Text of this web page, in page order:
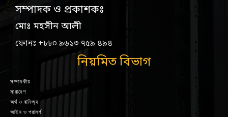
সম্পাদক ও প্রকাশকঃ
মোঃ মহসীন আলী
ফোনঃ +৮৮০ ৯৬১৩ ৭৫৯ ৪৯৪
নিয়মিত বিভাগ
সম্পাদকীয়
সারাদেশ
অর্থ ও বানিজ্য
আইন ও পরামর্শ